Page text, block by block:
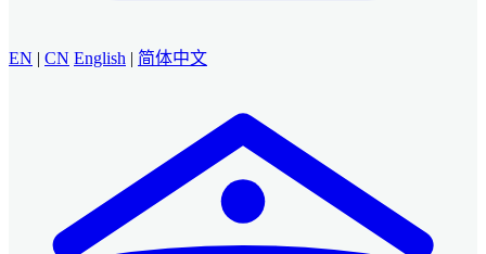
EN | CN English | 简体中文